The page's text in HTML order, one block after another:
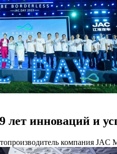
лет инноваций и
компания JAC